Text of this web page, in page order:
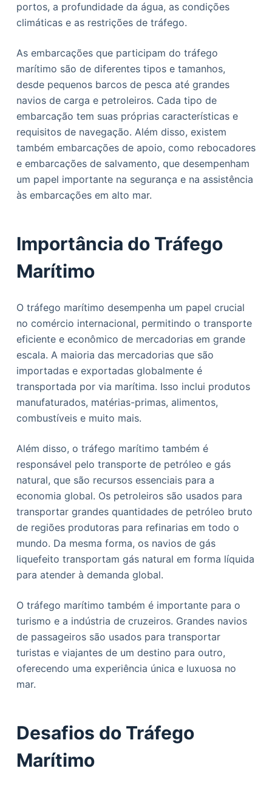
portos, a profundidade da água, as condições
climáticas e as restrições de tráfego.
As embarcações que participam do tráfego
marítimo são de diferentes tipos e tamanhos,
desde pequenos barcos de pesca até grandes
navios de carga e petroleiros. Cada tipo de
embarcação tem suas próprias características e
requisitos de navegação. Além disso, existem
também embarcações de apoio, como rebocadores
e embarcações de salvamento, que desempenham
um papel importante na segurança e na assistência
às embarcações em alto mar.
Importância do Tráfego
Marítimo
O tráfego marítimo desempenha um papel crucial
no comércio internacional, permitindo o transporte
eficiente e econômico de mercadorias em grande
escala. A maioria das mercadorias que são
importadas e exportadas globalmente é
transportada por via marítima. Isso inclui produtos
manufaturados, matérias-primas, alimentos,
combustíveis e muito mais.
Além disso, o tráfego marítimo também é
responsável pelo transporte de petróleo e gás
natural, que são recursos essenciais para a
economia global. Os petroleiros são usados para
transportar grandes quantidades de petróleo bruto
de regiões produtoras para refinarias em todo o
mundo. Da mesma forma, os navios de gás
liquefeito transportam gás natural em forma líquida
para atender à demanda global.
O tráfego marítimo também é importante para o
turismo e a indústria de cruzeiros. Grandes navios
de passageiros são usados para transportar
turistas e viajantes de um destino para outro,
oferecendo uma experiência única e luxuosa no
mar.
Desafios do Tráfego
Marítimo